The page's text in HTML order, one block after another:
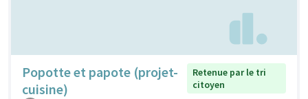
Popotte et papote (projet-
cuisine)
Retenue par le tri
citoyen